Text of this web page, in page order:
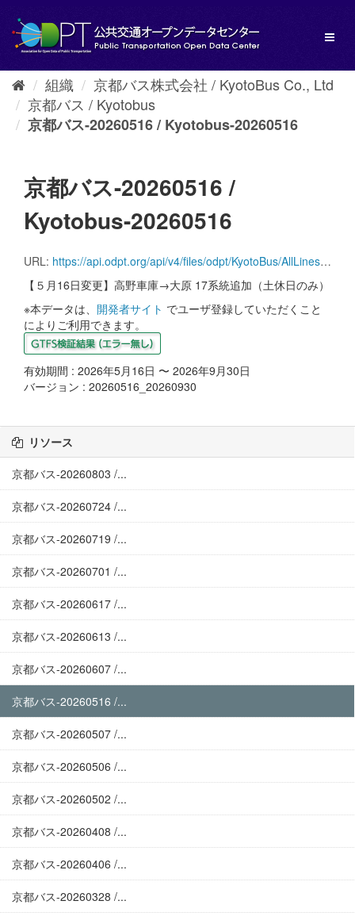
し
組織
京都バス株式会社 / KyotoBus Co., Ltd
京都バス / Kyotobus
京都バス-20260516 / Kyotobus-20260516
京都バス-20260516 /
Kyotobus-20260516
URL: https://api.odpt.org/api/v4/files/odpt/KyotoBus/AllLines.zip?date=20260516&acl:consumerKey=[アクセストークン/YOUR_ACCESS_TOKEN]
【５月16日変更】高野車庫→大原 17系統追加（土休日のみ）
※本データは、 開発者サイト でユーザ登録していただくこと
によりご利用できます。
有効期間 : 2026年5月16日 〜 2026年9月30日
バージョン : 20260516_20260930
リソース
京都バス-20260803 /...
京都バス-20260724 /...
京都バス-20260719 /...
京都バス-20260701 /...
京都バス-20260617 /...
京都バス-20260613 /...
京都バス-20260607 /...
京都バス-20260516 /...
京都バス-20260507 /...
京都バス-20260506 /...
京都バス-20260502 /...
京都バス-20260408 /...
京都バス-20260406 /...
京都バス-20260328 /...